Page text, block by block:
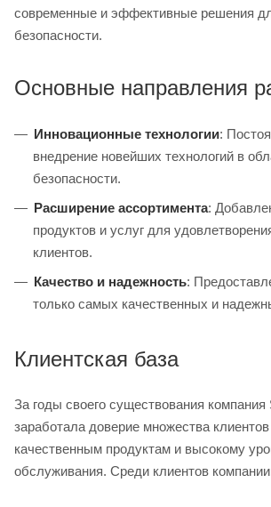
современные и эффективные решения
безопасности.
Основные направления
Инновационные технологии:
внедрение новейших технологий в
безопасности.
Расширение ассортимента:
продуктов и услуг для
клиентов.
Качество и надежность:
только самых качественных и
Клиентская база
За годы своего существования компания
заработала доверие множества
качественным продуктам и высокому
обслуживания. Среди клиентов